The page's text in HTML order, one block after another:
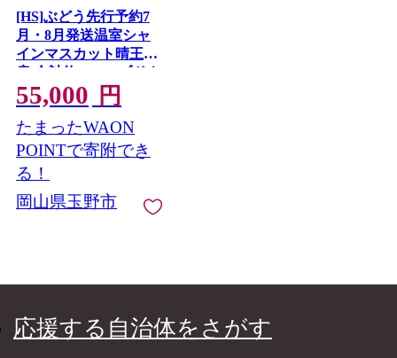
[HS]ぶどう先行予約7
月・8月発送温室シャ
インマスカット晴王2
房(合計約1.4kg) ブドウ
葡萄 岡山県産 国産 フ
ルーツ 果物 ギフト デ
ザート 食後 酸味が少
ない 産地直送
55,000 円
たまったWAON
POINTで寄附でき
る！
岡山県玉野市
応援する自治体をさがす